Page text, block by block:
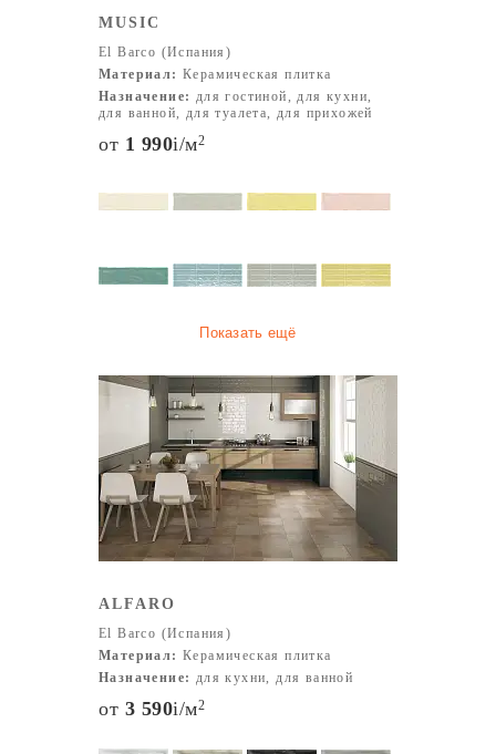
MUSIC
El Barco (Испания)
Материал: Керамическая плитка
Назначение: для гостиной, для кухни,
для ванной, для туалета, для прихожей
от 1 990i/м2
Показать ещё
ALFARO
El Barco (Испания)
Материал: Керамическая плитка
Назначение: для кухни, для ванной
от 3 590i/м2